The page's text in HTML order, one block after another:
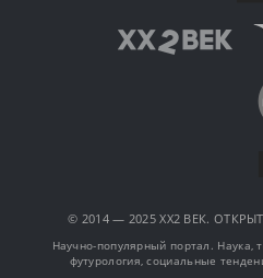
© 2014 — 2025 XX2 ВЕК.
Научно-популярный портал. Наука,
футурология, социальные